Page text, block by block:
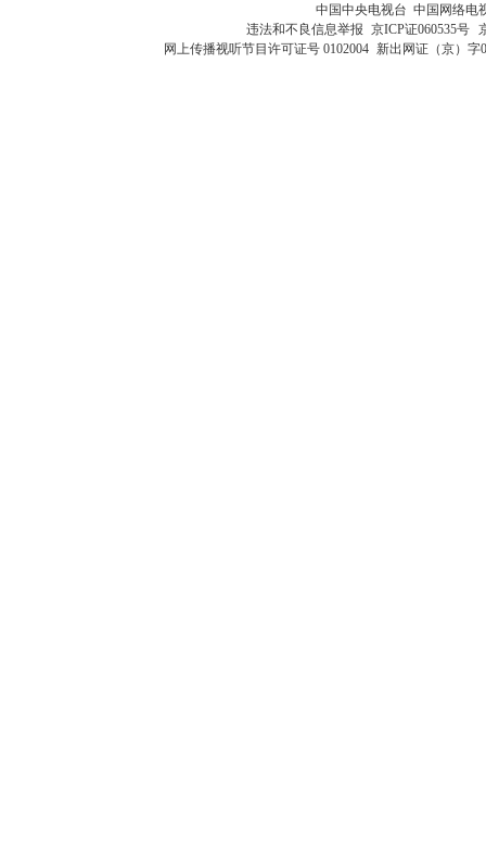
中国中央电视台 中国网络电
违法和不良信息举报 京ICP证060535号
网上传播视听节目许可证号 0102004 新出网证（京）